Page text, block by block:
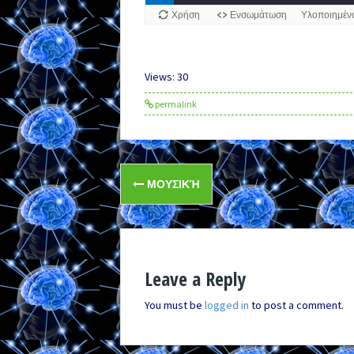
Views: 30
permalink
Post
navigation
ΜΟΥΣΙΚΉ
Leave a Reply
You must be logged in to post a comment.